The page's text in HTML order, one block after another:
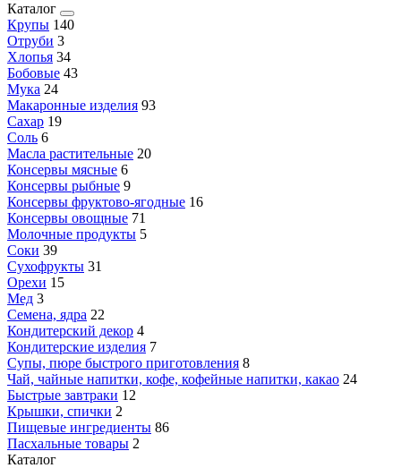
Каталог
Крупы 140
Отруби 3
Хлопья 34
Бобовые 43
Мука 24
Макаронные изделия 93
Сахар 19
Соль 6
Масла растительные 20
Консервы мясные 6
Консервы рыбные 9
Консервы фруктово-ягодные 16
Консервы овощные 71
Молочные продукты 5
Соки 39
Сухофрукты 31
Орехи 15
Мед 3
Семена, ядра 22
Кондитерский декор 4
Кондитерские изделия 7
Супы, пюре быстрого приготовления 8
Чай, чайные напитки, кофе, кофейные напитки, какао 24
Быстрые завтраки 12
Крышки, спички 2
Пищевые ингредиенты 86
Пасхальные товары 2
Каталог